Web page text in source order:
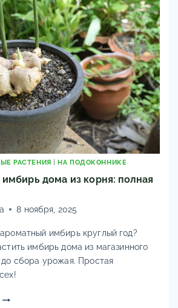
РАСТЕНИЯ |НА ПОДОКОННИКЕ
имбирь дома из корня: полная
8 ноября, 2025
имбирь круглый год?
имбирь дома из магазинного
до сбора урожая. Простая